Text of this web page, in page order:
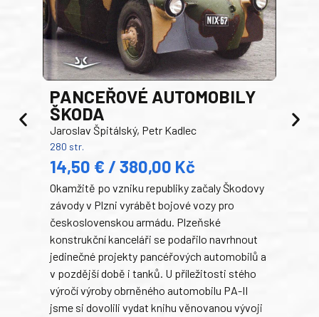
PANCEŘOVÉ AUTOMOBILY
ŠKODA
Jaroslav Špitálský, Petr Kadlec
280 str.
14,50 € / 380,00 Kč
Okamžitě po vzniku republiky začaly Škodovy
závody v Plzni vyrábět bojové vozy pro
československou armádu. Plzeňské
konstrukční kanceláři se podařilo navrhnout
jedinečné projekty pancéřových automobilů a
v pozdější době i tanků. U příležitosti stého
výročí výroby obrněného automobilu PA-II
jsme si dovolili vydat knihu věnovanou vývoji